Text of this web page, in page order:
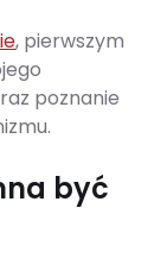
, pierwszym
poznanie
być